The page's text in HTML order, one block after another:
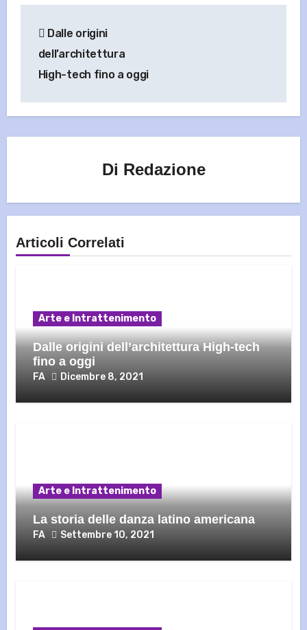
articoli
Dalle origini
dell’architettura
High-tech fino a oggi
Di Redazione
Articoli Correlati
Arte e Intrattenimento
Dalle origini dell’architettura High-tech
fino a oggi
FA Dicembre 8, 2021
Arte e Intrattenimento
La storia delle danza latino americana
FA Settembre 10, 2021